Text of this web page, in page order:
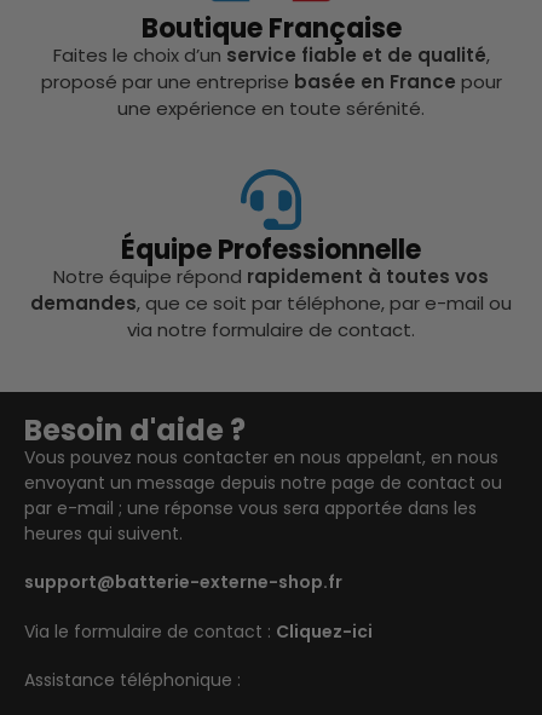
Boutique Française
Faites le choix d’un service fiable et de qualité,
proposé par une entreprise basée en France pour
une expérience en toute sérénité.
Équipe Professionnelle
Notre équipe répond rapidement à toutes vos
demandes, que ce soit par téléphone, par e-mail ou
via notre formulaire de contact.
Besoin d'aide ?
Vous pouvez nous contacter en nous appelant, en nous
envoyant un message depuis notre page de contact ou
par e-mail ; une réponse vous sera apportée dans les
heures qui suivent.
support@batterie-externe-shop.fr
Via le formulaire de contact : Cliquez-ici
Assistance téléphonique :